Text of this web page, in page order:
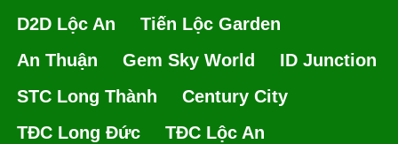
D2D Lộc An
Tiến Lộc Garden
An Thuận
Gem Sky World
ID Junction
STC Long Thành
Century City
TĐC Long Đức
TĐC Lộc An